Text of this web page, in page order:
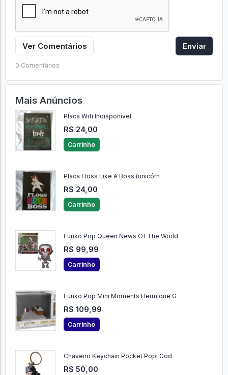
Ver Comentários Enviar
0 Comentários
Mais Anúncios
Placa Wifi Indisponível
R$ 24,00
Carrinho
Placa Floss Like A Boss (unicórn
R$ 24,00
Carrinho
Funko Pop Queen News Of The World
R$ 99,99
Carrinho
Funko Pop Mini Moments Hermione G
R$ 109,99
Carrinho
Chaveiro Keychain Pocket Pop! God
R$ 50,00